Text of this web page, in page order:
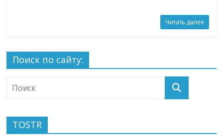
Читать далее
Поиск по сайту:
TOSTR